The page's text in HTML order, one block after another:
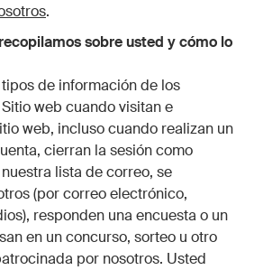
.
sobre usted y cómo lo
de información de los
web cuando visitan e
web, incluso cuando realizan un
cierran la sesión como
lista de correo, se
(por correo electrónico,
responden una encuesta o un
en un concurso, sorteo u otro
por nosotros. Usted